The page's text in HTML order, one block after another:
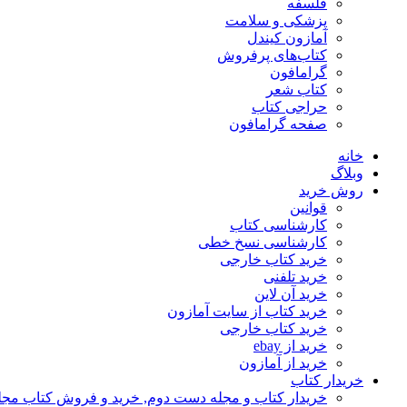
فلسفه
پزشکی و سلامت
آمازون کیندل
کتاب‌های پرفروش
گرامافون
کتاب شعر
حراجی کتاب
صفحه گرامافون
خانه
وبلاگ
روش خرید
قوانین
کارشناسی کتاب
کارشناسی نسخ خطی
خرید کتاب خارجی
خرید تلفنی
خرید آن لاین
خرید کتاب از سایت آمازون
خرید کتاب خارجی
خرید از ebay
خرید از آمازون
خریدار کتاب
خریدار کتاب و مجله دست دوم, خرید و فروش کتاب